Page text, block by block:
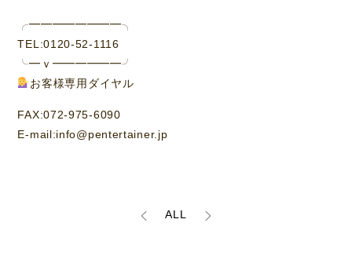
╭━━━━━━━━╮
TEL:0120-52-1116
╰━ｖ━━━━━━╯
お客様専用ダイヤル
FAX:072-975-6090
E-mail:info@pentertainer.jp
ALL